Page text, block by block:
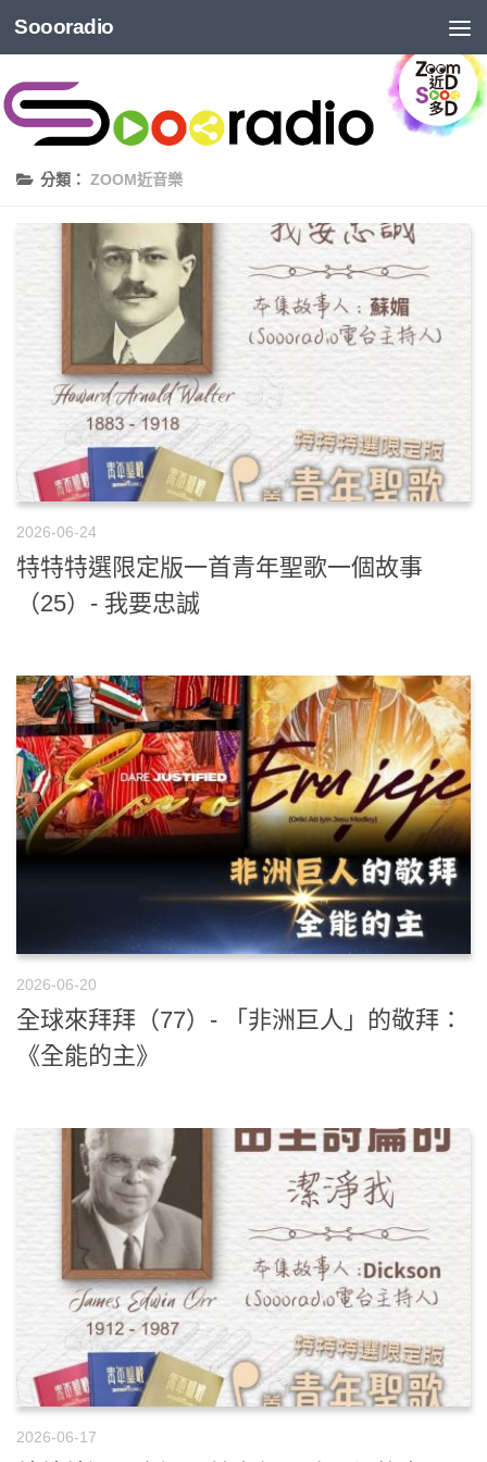
Soooradio
分類： ZOOM近音樂
2026-06-24
特特特選限定版一首青年聖歌一個故事
（25）- 我要忠誠
2026-06-20
全球來拜拜（77）- 「非洲巨人」的敬拜：
《全能的主》
2026-06-17